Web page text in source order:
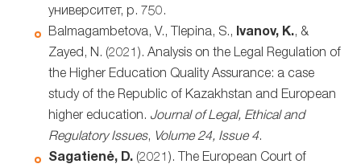
университет, p. 750.
Balmagambetova, V., Tlepina, S., Ivanov, K., &
Zayed, N. (2021). Analysis on the Legal Regulation of
the Higher Education Quality Assurance: a case
study of the Republic of Kazakhstan and European
higher education. Journal of Legal, Ethical and
Regulatory Issues, Volume 24, Issue 4.
Sagatienė, D. (2021). The European Court of